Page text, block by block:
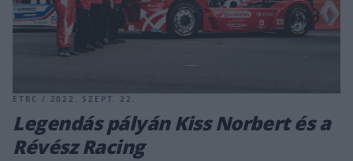
ETRC / 2022. SZEPT. 22.
Legendás pályán Kiss Norbert és a
Révész Racing